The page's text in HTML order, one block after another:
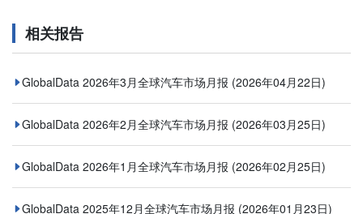
相关报告
GlobalData 2026年3月全球汽车市场月报 (2026年04月22日)
GlobalData 2026年2月全球汽车市场月报 (2026年03月25日)
GlobalData 2026年1月全球汽车市场月报 (2026年02月25日)
GlobalData 2025年12月全球汽车市场月报 (2026年01月23日)